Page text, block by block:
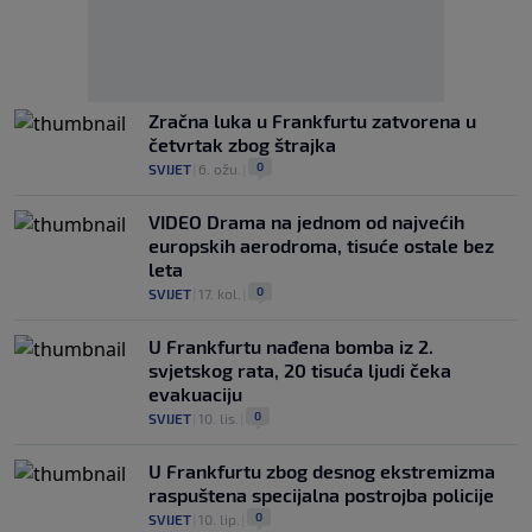
Zračna luka u Frankfurtu zatvorena u
četvrtak zbog štrajka
SVIJET 6. ožu. 0
VIDEO Drama na jednom od najvećih
europskih aerodroma, tisuće ostale bez
leta
SVIJET 17. kol. 0
U Frankfurtu nađena bomba iz 2.
svjetskog rata, 20 tisuća ljudi čeka
evakuaciju
SVIJET 10. lis. 0
U Frankfurtu zbog desnog ekstremizma
raspuštena specijalna postrojba policije
SVIJET 10. lip. 0